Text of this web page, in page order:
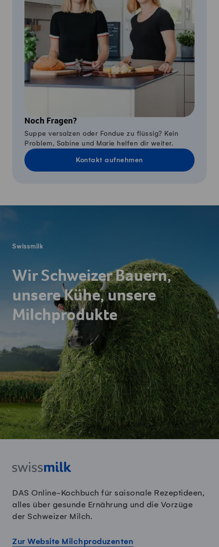
Noch Fragen?
Suppe versalzen oder Fondue zu flüssig? Kein
Problem, Sabine und Marie helfen dir weiter.
Kontakt aufnehmen
Swissmilk
Wir Schweizer Bauern,
unsere Kühe, unsere
Milchprodukte
DAS Online-Kochbuch für saisonale Rezeptideen,
alles über gesunde Ernährung und die Vorzüge
der Schweizer Milch.
Zur Website Milchproduzenten